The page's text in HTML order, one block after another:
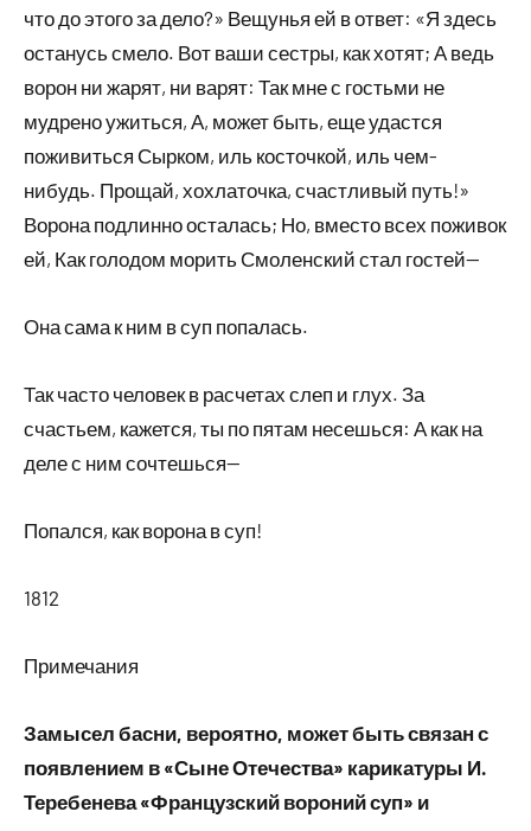
что до этого за дело?» Вещунья ей в ответ: «Я здесь
останусь смело. Вот ваши сестры, как хотят; А ведь
ворон ни жарят, ни варят: Так мне с гостьми не
мудрено ужиться, А, может быть, еще удастся
поживиться Сырком, иль косточкой, иль чем-
нибудь. Прощай, хохлаточка, счастливый путь!»
Ворона подлинно осталась; Но, вместо всех поживок
ей, Как голодом морить Смоленский стал гостей—
Она сама к ним в суп попалась.
Так часто человек в расчетах слеп и глух. За
счастьем, кажется, ты по пятам несешься: А как на
деле с ним сочтешься—
Попался, как ворона в суп!
1812
Примечания
Замысел басни, вероятно, может быть связан с
появлением в «Сыне Отечества» карикатуры И.
Теребенева «Французский вороний суп» и